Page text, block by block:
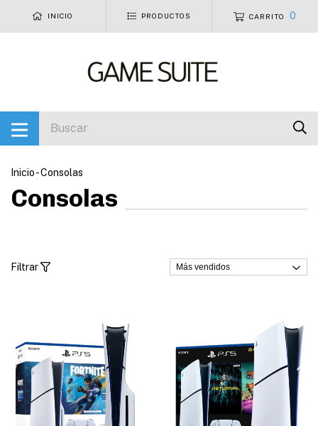
INICIO PRODUCTOS CARRITO 0
Inicio-Consolas
Consolas
Filtrar